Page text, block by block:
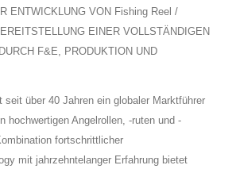
ENTWICKLUNG VON Fishing Reel /
EINER VOLLSTÄNDIGEN
F&E, PRODUKTION UND
seit über 40 Jahren ein globaler Marktführer
hochwertigen Angelrollen, -ruten und -
fortschrittlicher
mit jahrzehntelanger Erfahrung bietet